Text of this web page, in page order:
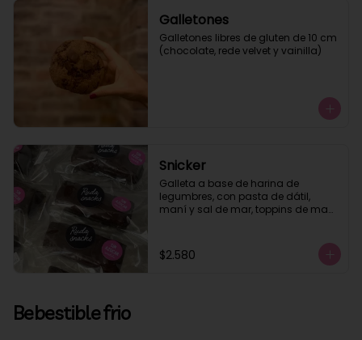
Galletones
Galletones libres de gluten de 10 cm
(chocolate, rede velvet y vainilla)
Snicker
Galleta a base de harina de
legumbres, con pasta de dátil,
maní y sal de mar, toppins de maní
lactosa, libre de gluten.
$2.580
Bebestible frio